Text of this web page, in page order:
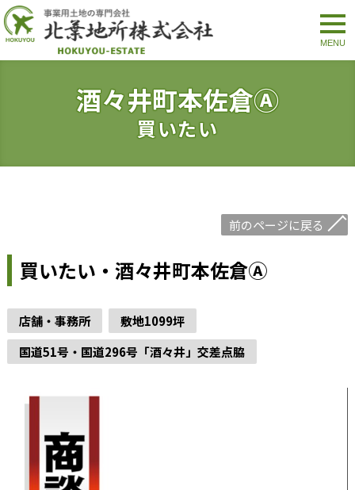
酒々井町本佐倉Ⓐ
買いたい
買いたい・酒々井町本佐倉Ⓐ
店舗・事務所
敷地1099坪
国道51号・国道296号「酒々井」交差点脇